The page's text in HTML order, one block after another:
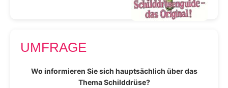
UMFRAGE
Wo informieren Sie sich hauptsächlich über das
Thema Schilddrüse?